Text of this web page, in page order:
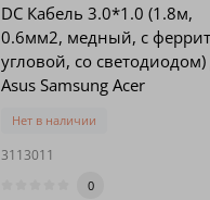
DC Кабель 3.0*1.0 (1.8м,
0.6мм2, медный, с
угловой, со светодиодом)
Asus Samsung Acer
Нет в наличии
3113011
0